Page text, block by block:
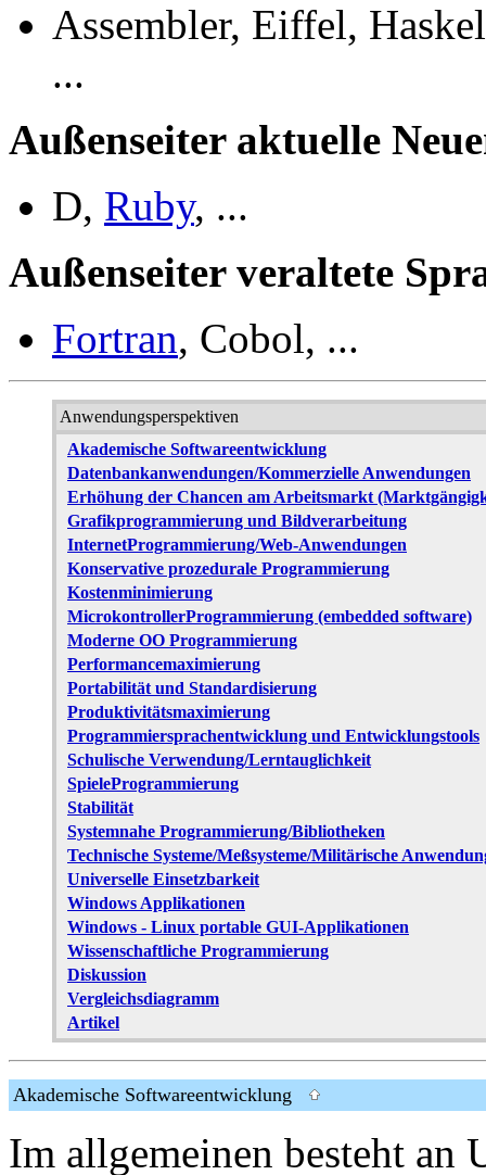
Assembler, Eiffel,
...
Außenseiter aktuelle
D, Ruby, ...
Außenseiter veraltete
Fortran, Cobol, ...
Anwendungsperspektiven
Akademische Softwareentwicklung
Datenbankanwendungen/Kommerzielle Anwendungen
Erhöhung der Chancen am Arbeitsmarkt
Grafikprogrammierung und Bildverarbeitung
InternetProgrammierung/Web-Anwendungen
Konservative prozedurale Programmierung
Kostenminimierung
MicrokontrollerProgrammierung (embedded software)
Moderne OO Programmierung
Performancemaximierung
Portabilität und Standardisierung
Produktivitätsmaximierung
Programmiersprachentwicklung und Entwicklungstools
Schulische Verwendung/Lerntauglichkeit
SpieleProgrammierung
Stabilität
Systemnahe Programmierung/Bibliotheken
Technische Systeme/Meßsysteme/Militärische
Universelle Einsetzbarkeit
Windows Applikationen
Windows - Linux portable GUI-Applikationen
Wissenschaftliche Programmierung
Diskussion
Vergleichsdiagramm
Artikel
Akademische Softwareentwicklung
Im allgemeinen besteht an